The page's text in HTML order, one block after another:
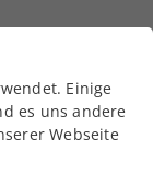
Einige
es uns andere
Webseite